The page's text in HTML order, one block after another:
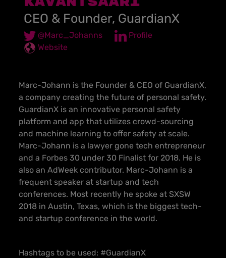
CEO & Founder, GuardianX
@Marc_Johanns
Profile
Website
Marc-Johann is the Founder & CEO of GuardianX,
a company creating the future of personal safety.
GuardianX is an innovative personal safety
platform and app that utilizes crowd-sourcing
and machine learning to offer safety at scale.
Marc-Johann is a lawyer gone tech entrepreneur
and a Forbes 30 under 30 Finalist for 2018. He is
also an AdWeek contributor. Marc-Johann is a
frequent speaker at startup and tech
conferences. Most recently he spoke at SXSW
2018 in Austin, Texas, which is the biggest tech-
and startup conference in the world.
Hashtags to be used: #GuardianX